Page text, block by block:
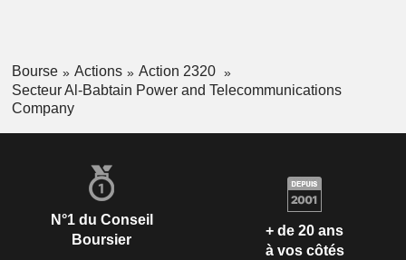
Bourse Actions
Action 2320
Secteur Al-Babtain Power and Telecommunications
Company
N°1 du Conseil
Boursier
+ de 20 ans
à vos côtés